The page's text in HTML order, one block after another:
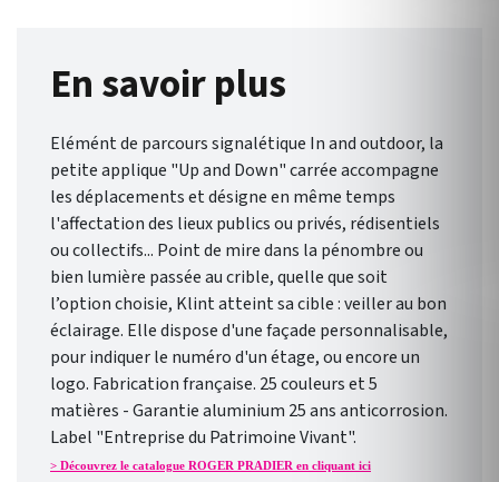
En savoir plus
Elémént de parcours signalétique In and outdoor, la
petite applique "Up and Down" carrée accompagne
les déplacements et désigne en même temps
l'affectation des lieux publics ou privés, rédisentiels
ou collectifs... Point de mire dans la pénombre ou
bien lumière passée au crible, quelle que soit
l’option choisie, Klint atteint sa cible : veiller au bon
éclairage. Elle dispose d'une façade personnalisable,
pour indiquer le numéro d'un étage, ou encore un
logo. Fabrication française. 25 couleurs et 5
matières - Garantie aluminium 25 ans anticorrosion.
Label "Entreprise du Patrimoine Vivant".
> Découvrez le catalogue ROGER PRADIER en cliquant ici